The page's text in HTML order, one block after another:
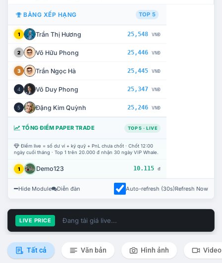
BẢNG XẾP HẠNG TOP 5
1 Trần Thị Hương 25,548 VNĐ
2 Võ Hữu Phong 25,446 VNĐ
3 Trần Ngọc Hà 25,445 VNĐ
4 Võ Duy Phong 25,347 VNĐ
5 Đặng Kim Quỳnh 25,246 VNĐ
TỔNG ĐIỂM PAPER TRADE TOP 5 · LIVE
Điểm live = số dư ví + ký quỹ + PnL chưa chốt · Chốt 12:00
ngày cuối tháng · Top 1 trên 20.000 đ nhận 30 ngày VIP Whale.
1 Demo123 10.115 đ
Hide Module Diễn đàn Auto-refresh (30s)Refresh Now
LIVE PRICE Đang tải giá live...
Tất cả Văn bản Hình ảnh Video